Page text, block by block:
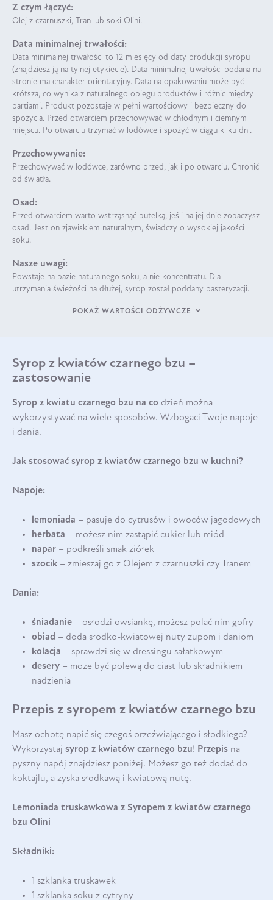
Z czym łączyć:
Olej z czarnuszki, Tran lub soki Olini.
Data minimalnej trwałości:
Data minimalnej trwałości to 12 miesięcy od daty produkcji syropu
(znajdziesz ją na tylnej etykiecie). Data minimalnej trwałości podana na
stronie ma charakter orientacyjny. Data na opakowaniu może być
krótsza, co wynika z naturalnego obiegu produktów i różnic między
partiami. Produkt pozostaje w pełni wartościowy i bezpieczny do
spożycia. Przed otwarciem przechowywać w chłodnym i ciemnym
miejscu. Po otwarciu trzymać w lodówce i spożyć w ciągu kilku dni.
Przechowywanie:
Przechowywać w lodówce, zarówno przed, jak i po otwarciu. Chronić
od światła.
Osad:
Przed otwarciem warto wstrząsnąć butelką, jeśli na jej dnie zobaczysz
osad. Jest on zjawiskiem naturalnym, świadczy o wysokiej jakości
soku.
Nasze uwagi:
Powstaje na bazie naturalnego soku, a nie koncentratu. Dla
utrzymania świeżości na dłużej, syrop został poddany pasteryzacji.
POKAŻ WARTOŚCI ODŻYWCZE
Syrop z kwiatów czarnego bzu –
zastosowanie
Syrop z kwiatu czarnego bzu na co dzień można
wykorzystywać na wiele sposobów. Wzbogaci Twoje napoje
i dania.
Jak stosować syrop z kwiatów czarnego bzu w kuchni?
Napoje:
lemoniada – pasuje do cytrusów i owoców jagodowych
herbata – możesz nim zastąpić cukier lub miód
napar – podkreśli smak ziółek
szocik – zmieszaj go z Olejem z czarnuszki czy Tranem
Dania:
śniadanie – osłodzi owsiankę, możesz polać nim gofry
obiad – doda słodko-kwiatowej nuty zupom i daniom
kolacja – sprawdzi się w dressingu sałatkowym
desery – może być polewą do ciast lub składnikiem
nadzienia
Przepis z syropem z kwiatów czarnego bzu
Masz ochotę napić się czegoś orzeźwiającego i słodkiego?
Wykorzystaj syrop z kwiatów czarnego bzu! Przepis na
pyszny napój znajdziesz poniżej. Możesz go też dodać do
koktajlu, a zyska słodkawą i kwiatową nutę.
Lemoniada truskawkowa z Syropem z kwiatów czarnego
bzu Olini
Składniki:
1 szklanka truskawek
1 szklanka soku z cytryny